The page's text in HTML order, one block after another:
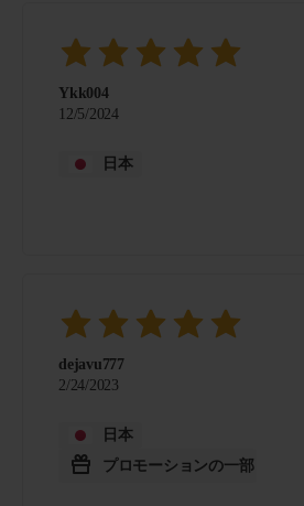
Ykk004
12/5/2024
日本
dejavu777
2/24/2023
日本
プロモーションの一部